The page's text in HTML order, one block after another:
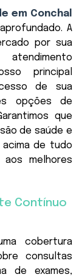
em Conchal
A
por sua
principal
de sua
opções de
que
de saúde e
acima de tudo
melhores
Contínuo
cobertura
consultas
de exames,